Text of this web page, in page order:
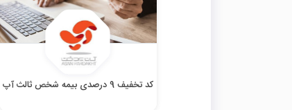
کد تخفیف 9 درصدی بیمه شخص ثالث آپ